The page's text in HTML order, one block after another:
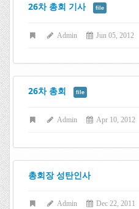
26차 총회 기사 file
Admin Jun 05, 2012
26차 총회 file
Admin Apr 10, 2012
총회장 성탄인사
Admin Dec 22, 2011